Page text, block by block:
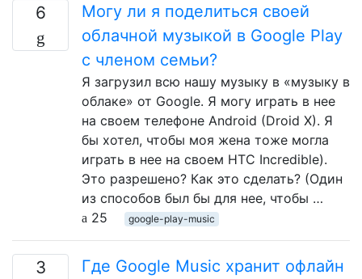
6
Могу ли я поделиться своей
облачной музыкой в ​​Google Play
с членом семьи?
Я загрузил всю нашу музыку в «музыку в
облаке» от Google. Я могу играть в нее
на своем телефоне Android (Droid X). Я
бы хотел, чтобы моя жена тоже могла
играть в нее на своем HTC Incredible).
Это разрешено? Как это сделать? (Один
из способов был бы для нее, чтобы …
25
google-play-music
3
Где Google Music хранит офлайн